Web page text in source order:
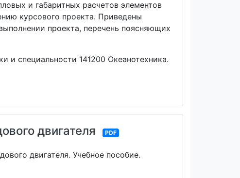
и габаритных расчетов элементов
курсового проекта. Приведены
проекта, перечень поясняющих
и специальности 141200 Океанотехника.
двигателя PDF
двигателя. Учебное пособие.